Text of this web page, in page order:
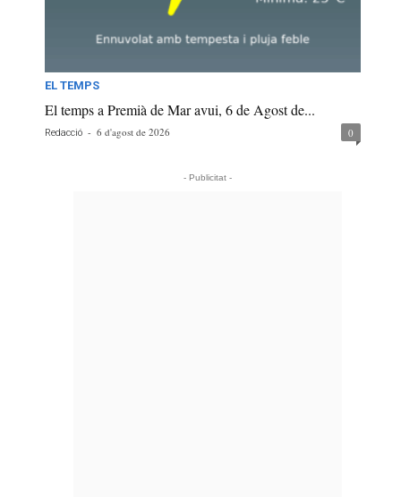
EL TEMPS
El temps a Premià de Mar avui, 6 de Agost de...
Redacció - 6 d'agost de 2026 0
- Publicitat -